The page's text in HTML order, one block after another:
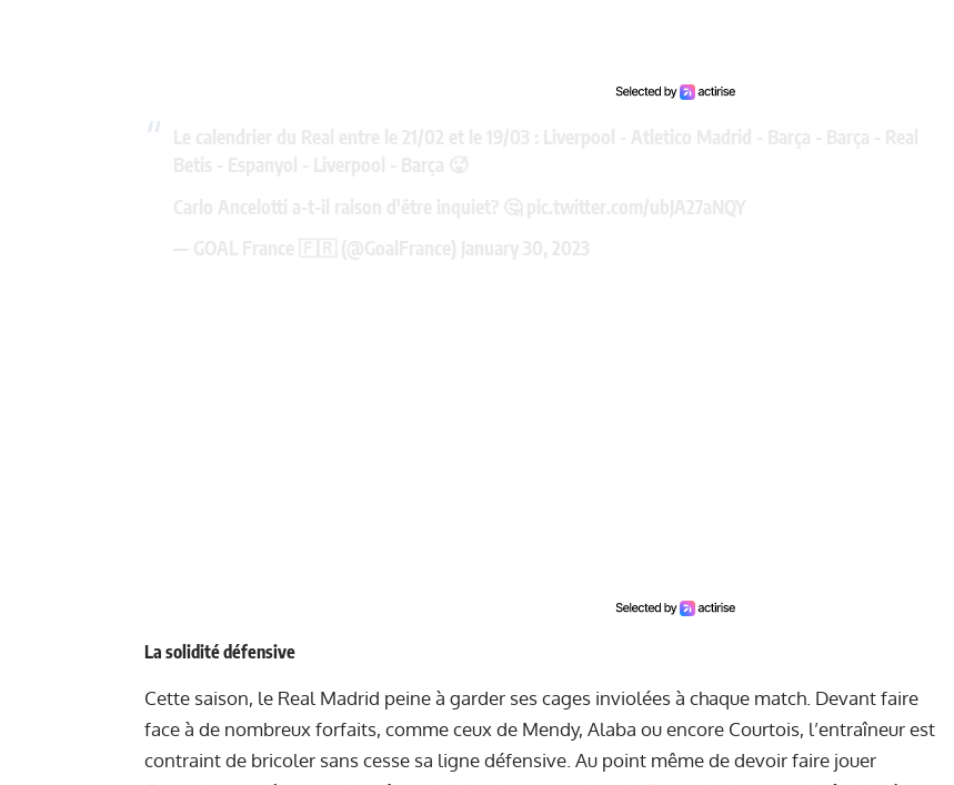
La solidité défensive
Cette saison, le Real Madrid peine à garder ses cages inviolées à chaque match. Devant faire
face à de nombreux forfaits, comme ceux de Mendy, Alaba ou encore Courtois, l’entraîneur est
contraint de bricoler sans cesse sa ligne défensive. Au point même de devoir faire jouer